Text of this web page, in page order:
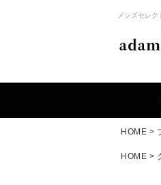
メンズセレ
HOME
HOME